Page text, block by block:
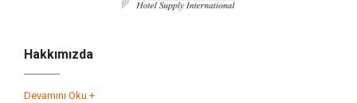
Hakkımızda
Devamını Oku +